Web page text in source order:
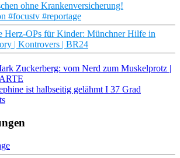
ohne Krankenversicherung!
#focustv #reportage
Herz-OPs für Kinder: Münchner Hilfe in
| Kontrovers | BR24
Zuckerberg: vom Nerd zum Muskelprotz |
ist halbseitig gelähmt I 37 Grad